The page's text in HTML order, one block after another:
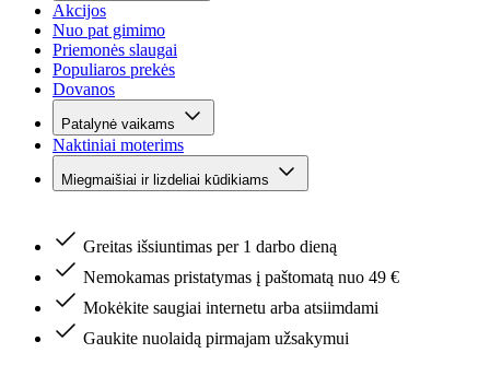
Akcijos
Nuo pat gimimo
Priemonės slaugai
Populiaros prekės
Dovanos
Patalynė vaikams
Naktiniai moterims
Miegmaišiai ir lizdeliai kūdikiams
Greitas išsiuntimas per 1 darbo dieną
Nemokamas pristatymas į paštomatą nuo 49 €
Mokėkite saugiai internetu arba atsiimdami
Gaukite nuolaidą pirmajam užsakymui